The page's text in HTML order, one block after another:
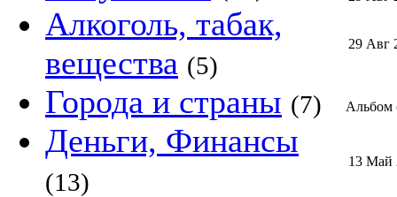
Алкоголь, табак,
вещества (5)
Города и страны (7)
Деньги, Финансы
(13)
29 Авг
Альбом
13 Май